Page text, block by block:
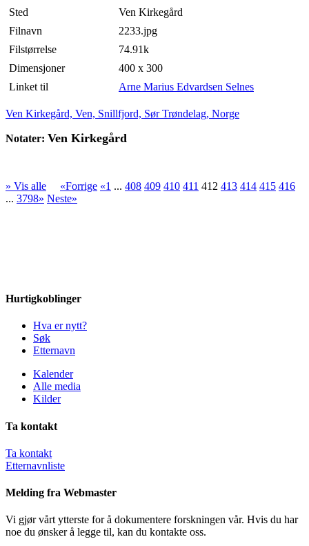
Sted
Ven Kirkegård
Filnavn
2233.jpg
Filstørrelse
74.91k
Dimensjoner
400 x 300
Linket til
Arne Marius Edvardsen Selnes
Ven Kirkegård, Ven, Snillfjord, Sør Trøndelag, Norge
Notater: Ven Kirkegård
» Vis alle «Forrige «1 ... 408 409 410 411 412 413 414 415 416
... 3798» Neste»
Hurtigkoblinger
Hva er nytt?
Søk
Etternavn
Kalender
Alle media
Kilder
Ta kontakt
Ta kontakt
Etternavnliste
Melding fra Webmaster
Vi gjør vårt ytterste for å dokumentere forskningen vår. Hvis du har
noe du ønsker å legge til, kan du kontakte oss.